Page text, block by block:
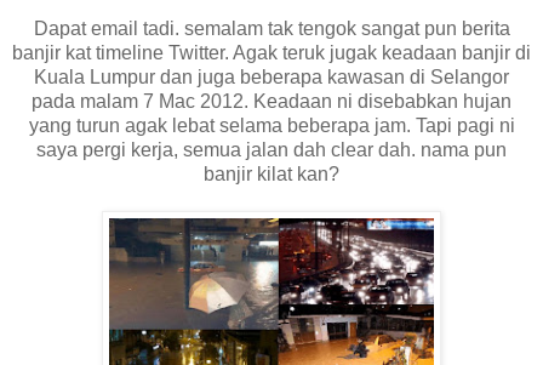
Dapat email tadi. semalam tak tengok sangat pun berita
banjir kat timeline Twitter. Agak teruk jugak keadaan banjir di
Kuala Lumpur dan juga beberapa kawasan di Selangor
pada malam 7 Mac 2012. Keadaan ni disebabkan hujan
yang turun agak lebat selama beberapa jam. Tapi pagi ni
saya pergi kerja, semua jalan dah clear dah. nama pun
banjir kilat kan?